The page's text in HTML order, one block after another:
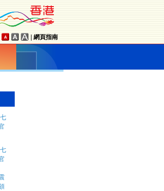
網頁指南